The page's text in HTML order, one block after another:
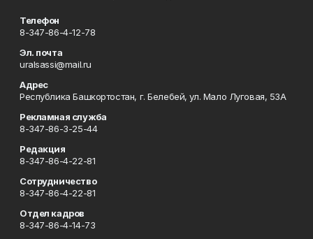
Телефон
8-347-86-4-12-78
Эл. почта
uralsassi@mail.ru
Адрес
Республика Башкортостан, г. Белебей, ул. Мало Луговая, 53А
Рекламная служба
8-347-86-3-25-44
Редакция
8-347-86-4-22-81
Сотрудничество
8-347-86-4-22-81
Отдел кадров
8-347-86-4-14-73